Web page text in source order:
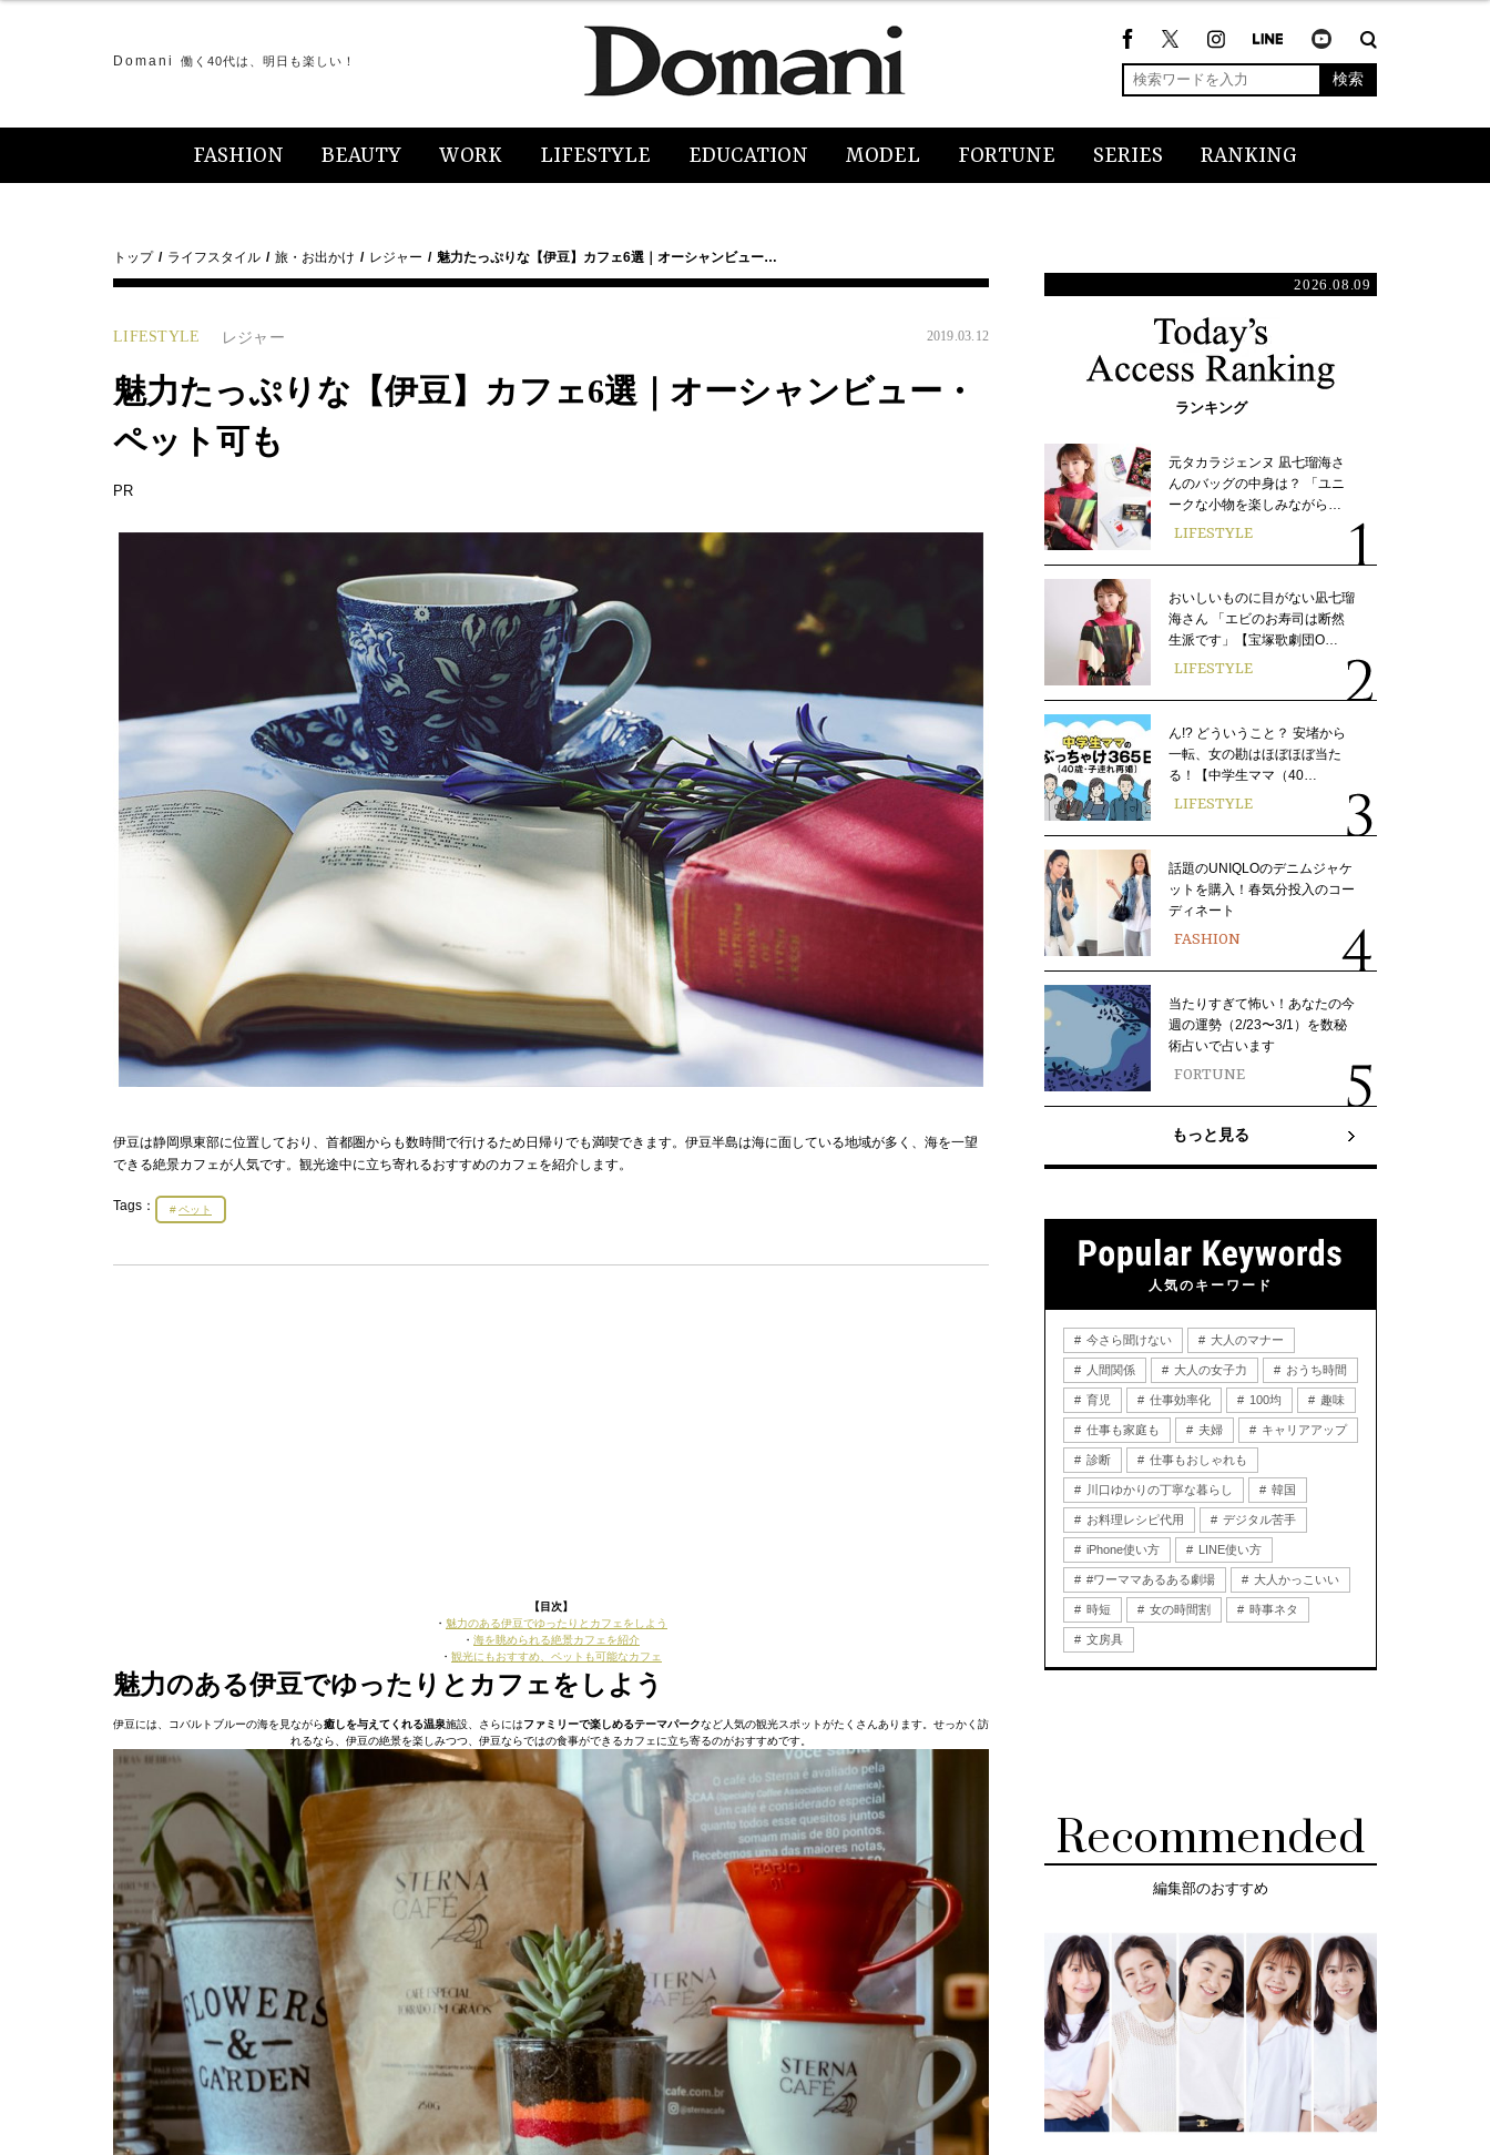
Domani 働く40代は、明日も楽しい！
検索
FASHION BEAUTY WORK LIFESTYLE EDUCATION MODEL FORTUNE SERIES RANKING
トップ ライフスタイル 旅・お出かけ レジャー 魅力たっぷりな【伊豆】カフェ6選｜オーシャンビュー…
LIFESTYLE レジャー 2019.03.12
魅力たっぷりな【伊豆】カフェ6選｜オーシャンビュー・
ペット可も
PR
伊豆は静岡県東部に位置しており、首都圏からも数時間で行けるため日帰りでも満喫できます。伊豆半島は海に面している地域が多く、海を一望
できる絶景カフェが人気です。観光途中に立ち寄れるおすすめのカフェを紹介します。
Tags： ペット
【目次】
・ 魅力のある伊豆でゆったりとカフェをしよう
・ 海を眺められる絶景カフェを紹介
・ 観光にもおすすめ、ペットも可能なカフェ
魅力のある伊豆でゆったりとカフェをしよう
伊豆には、コバルトブルーの海を見ながら癒しを与えてくれる温泉施設、さらにはファミリーで楽しめるテーマパークなど人気の観光スポットがたくさんあります。せっかく訪
れるなら、伊豆の絶景を楽しみつつ、伊豆ならではの食事ができるカフェに立ち寄るのがおすすめです。
2026.08.09
ランキング
元タカラジェンヌ 凪七瑠海さ
んのバッグの中身は？ 「ユニ
ークな小物を楽しみながら…
LIFESTYLE
おいしいものに目がない凪七瑠
海さん 「エビのお寿司は断然
生派です」【宝塚歌劇団O…
LIFESTYLE
ん!? どういうこと？ 安堵から
一転、女の勘はほぼほぼ当た
る！【中学生ママ（40…
LIFESTYLE
話題のUNIQLOのデニムジャケ
ットを購入！春気分投入のコー
ディネート
FASHION
当たりすぎて怖い！あなたの今
週の運勢（2/23〜3/1）を数秘
術占いで占います
FORTUNE
もっと見る
人気のキーワード
今さら聞けない 大人のマナー
人間関係 大人の女子力 おうち時間
育児 仕事効率化 100均 趣味
仕事も家庭も 夫婦 キャリアアップ
診断 仕事もおしゃれも
川口ゆかりの丁寧な暮らし 韓国
お料理レシピ代用 デジタル苦手
iPhone使い方 LINE使い方
#ワーママあるある劇場 大人かっこいい
時短 女の時間割 時事ネタ
文房具
Recommended
編集部のおすすめ